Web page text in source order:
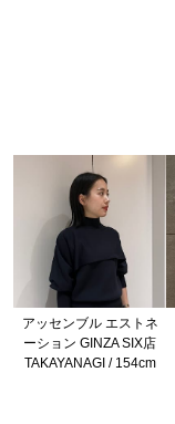
アッセンブル エストネ
ーション GINZA SIX店
TAKAYANAGI / 154cm